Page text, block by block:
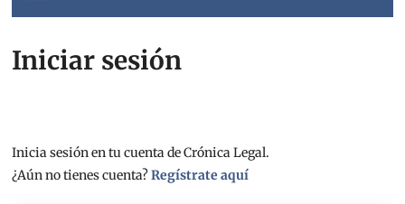
Iniciar sesión
Inicia sesión en tu cuenta de Crónica Legal.
¿Aún no tienes cuenta?Regístrate aquí